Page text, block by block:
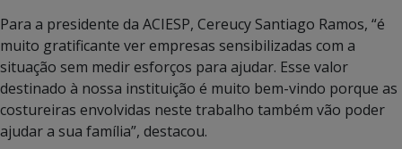
Para a presidente da ACIESP, Cereucy Santiago Ramos, “é
muito gratificante ver empresas sensibilizadas com a
situação sem medir esforços para ajudar. Esse valor
destinado à nossa instituição é muito bem-vindo porque as
costureiras envolvidas neste trabalho também vão poder
ajudar a sua família”, destacou.